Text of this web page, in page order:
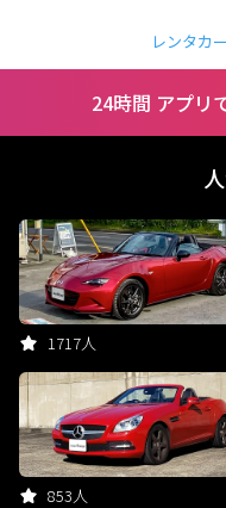
レンタカ
24時間 アプリ
1717人
853人